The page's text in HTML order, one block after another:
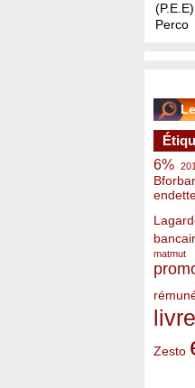
Perco
6%
matmut
Zesto